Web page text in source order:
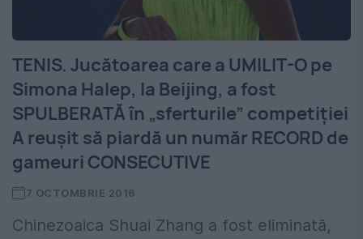
TENIS. Jucătoarea care a UMILIT-O pe
Simona Halep, la Beijing, a fost
SPULBERATĂ în „sferturile” competiției
A reușit să piardă un număr RECORD de
gameuri CONSECUTIVE
7 OCTOMBRIE 2016
Chinezoaica Shuai Zhang a fost eliminată,